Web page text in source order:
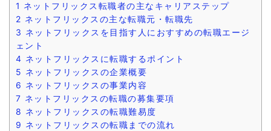
1 ネットフリックス転職者の主なキャリアステップ
2 ネットフリックスの主な転職元・転職先
3 ネットフリックスを目指す人におすすめの転職エージ
ェント
4 ネットフリックスに転職するポイント
5 ネットフリックスの企業概要
6 ネットフリックスの事業内容
7 ネットフリックスの転職の募集要項
8 ネットフリックスの転職難易度
9 ネットフリックスの転職までの流れ